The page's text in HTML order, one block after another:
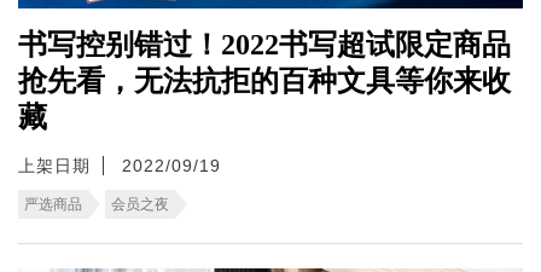
书写控别错过！2022书写超试限定商品
抢先看，无法抗拒的百种文具等你来收
藏
上架日期 2022/09/19
严选商品 会员之夜